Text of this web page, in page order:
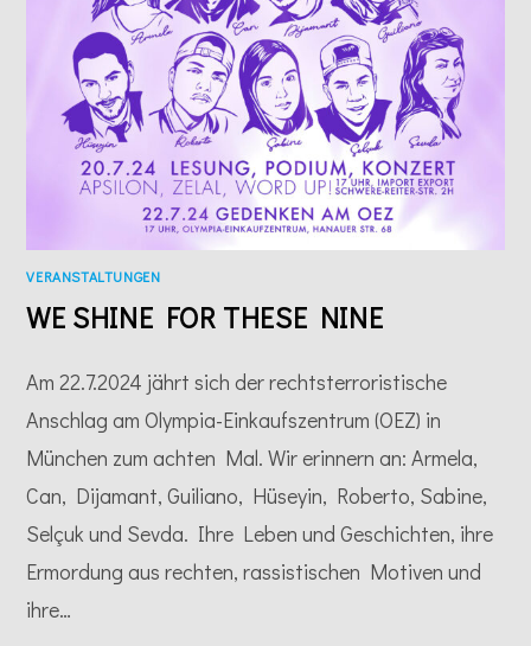
VERANSTALTUNGEN
WE SHINE FOR THESE NINE
Am 22.7.2024 jährt sich der rechtsterroristische
Anschlag am Olympia-Einkaufszentrum (OEZ) in
München zum achten Mal. Wir erinnern an: Armela,
Can, Dijamant, Guiliano, Hüseyin, Roberto, Sabine,
Selçuk und Sevda. Ihre Leben und Geschichten, ihre
Ermordung aus rechten, rassistischen Motiven und
ihre…